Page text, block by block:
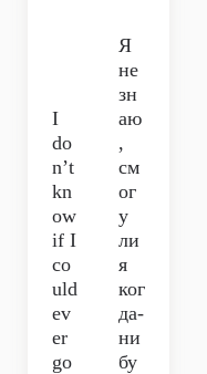
I
do
n’t
kn
ow
if I
co
uld
ev
er
go
Я
не
зн
аю
,
см
ог
у
ли
я
ког
да-
ни
бу